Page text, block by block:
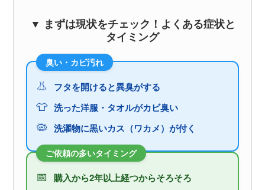
▼ まずは現状をチェック！よくある症状と
タイミング
臭い・カビ汚れ
👃 フタを開けると異臭がする
👕 洗った洋服・タオルがカビ臭い
🦠 洗濯物に黒いカス（ワカメ）が付く
ご依頼の多いタイミング
📅 購入から2年以上経つからそろそろ